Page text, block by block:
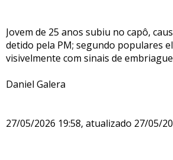
Jovem de 25 anos subiu no capô,
detido pela PM; segundo populares
visivelmente com sinais de
Daniel Galera
27/05/2026 19:58, atualizado 27/05/